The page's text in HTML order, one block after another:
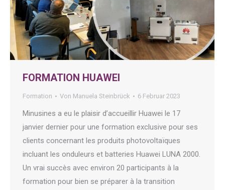
FORMATION HUAWEI
Formation Von Manuela Steinbrück 6 Februar 2023
Minusines a eu le plaisir d’accueillir Huawei le 17
janvier dernier pour une formation exclusive pour ses
clients concernant les produits photovoltaïques
incluant les onduleurs et batteries Huawei LUNA 2000.
Un vrai succès avec environ 20 participants à la
formation pour bien se préparer à la transition